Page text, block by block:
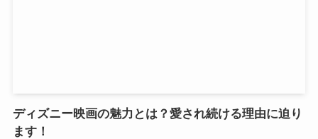
ディズニー映画の魅力とは？愛され続ける理由に迫り
ます！